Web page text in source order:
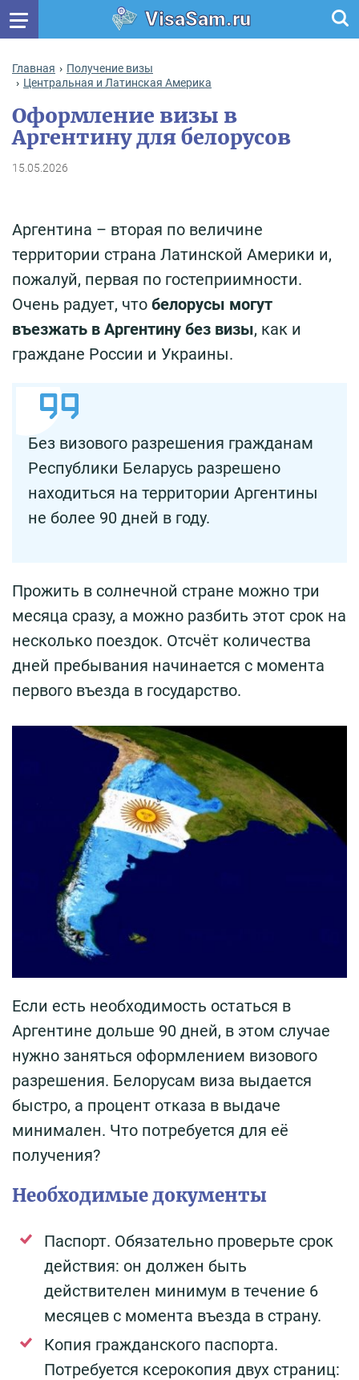
VisaSam.ru
Главная
Получение визы
Центральная и Латинская Америка
Оформление визы в
Аргентину для белорусов
15.05.2026
Аргентина – вторая по величине
территории страна Латинской Америки и,
пожалуй, первая по гостеприимности.
Очень радует, что белорусы могут
въезжать в Аргентину без визы, как и
граждане России и Украины.
Без визового разрешения гражданам
Республики Беларусь разрешено
находиться на территории Аргентины
не более 90 дней в году.
Прожить в солнечной стране можно три
месяца сразу, а можно разбить этот срок на
несколько поездок. Отсчёт количества
дней пребывания начинается с момента
первого въезда в государство.
Если есть необходимость остаться в
Аргентине дольше 90 дней, в этом случае
нужно заняться оформлением визового
разрешения. Белорусам виза выдается
быстро, а процент отказа в выдаче
минимален. Что потребуется для её
получения?
Необходимые документы
Паспорт. Обязательно проверьте срок
действия: он должен быть
действителен минимум в течение 6
месяцев с момента въезда в страну.
Копия гражданского паспорта.
Потребуется ксерокопия двух страниц: